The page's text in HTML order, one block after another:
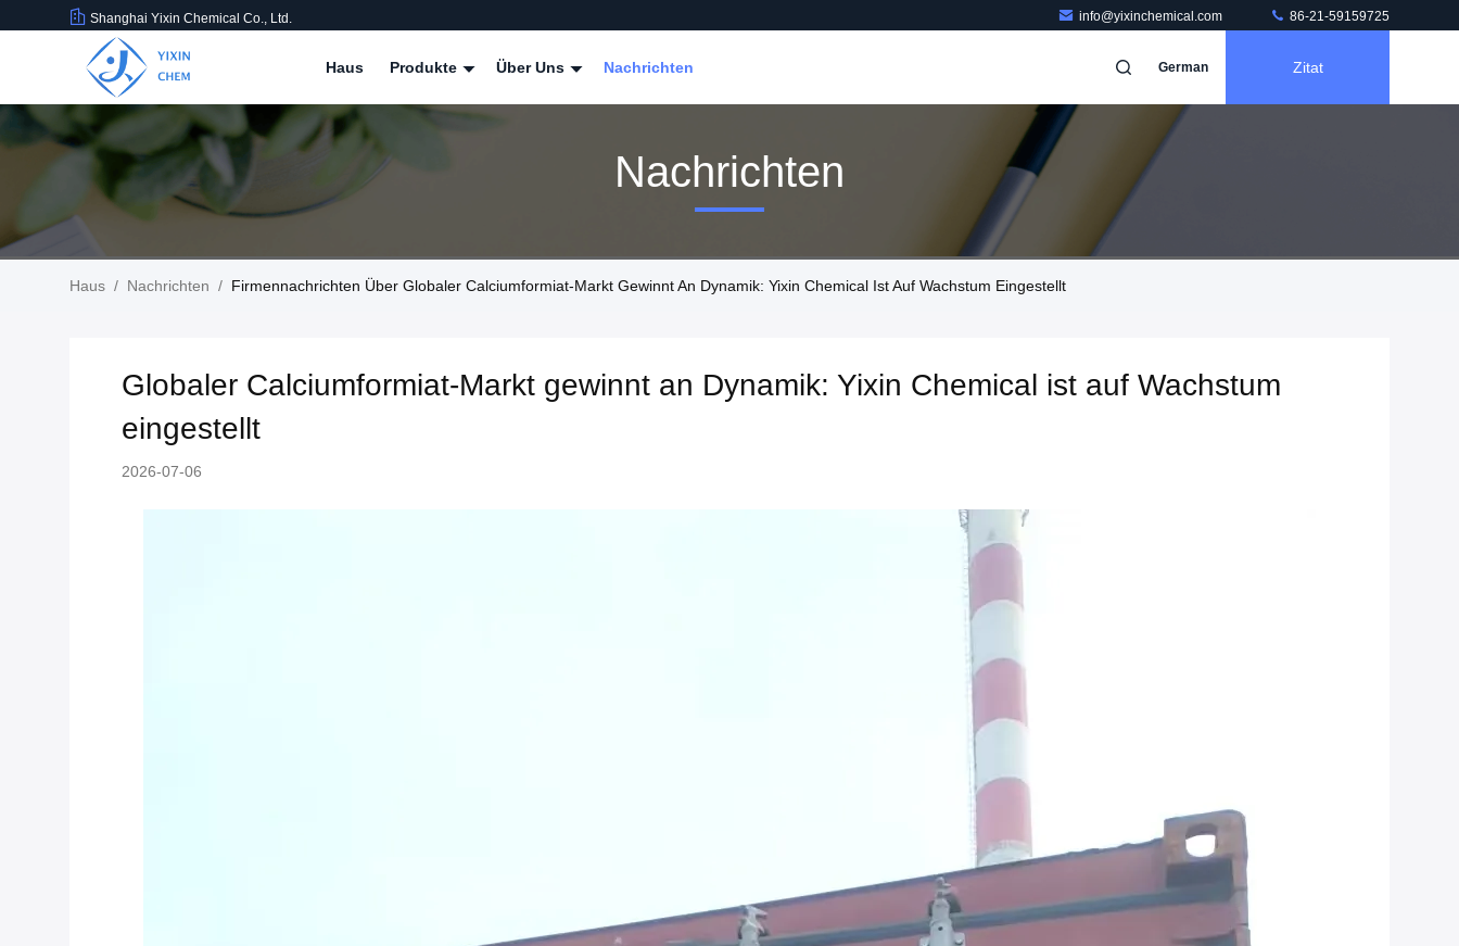
Shanghai Yixin Chemical Co., Ltd. info@yixinchemical.com 86-21-59159725
Haus Produkte Über Uns Nachrichten German Zitat
Nachrichten
Haus / Nachrichten / Firmennachrichten Über Globaler Calciumformiat-Markt Gewinnt An Dynamik: Yixin Chemical Ist Auf Wachstum Eingestellt
Globaler Calciumformiat-Markt gewinnt an Dynamik: Yixin Chemical ist auf Wachstum
eingestellt
2026-07-06